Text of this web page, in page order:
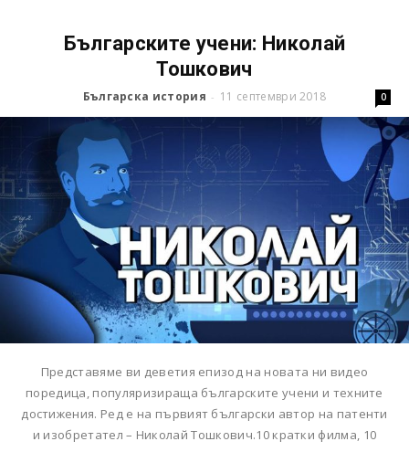
Българските учени: Николай
Тошкович
Българска история - 11 септември 2018 0
Представяме ви деветия епизод на новата ни видео
поредица, популяризираща българските учени и техните
достижения. Ред е на първият български автор на патенти
и изобретател – Николай Тошкович.10 кратки филма, 10